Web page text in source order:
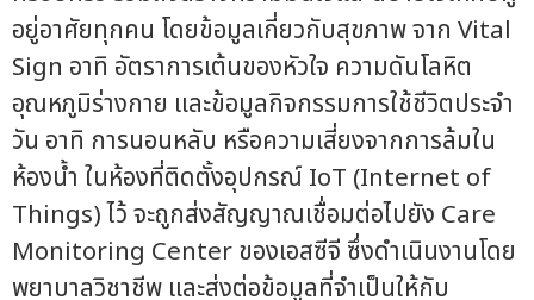
อยู่อาศัยทุกคน โดยข้อมูลเกี่ยวกับสุขภาพ จาก Vital
Sign อาทิ อัตราการเต้นของหัวใจ ความดันโลหิต
อุณหภูมิร่างกาย และข้อมูลกิจกรรมการใช้ชีวิตประจำ
วัน อาทิ การนอนหลับ หรือความเสี่ยงจากการล้มใน
ห้องน้ำ ในห้องที่ติดตั้งอุปกรณ์ IoT (Internet of
Things) ไว้ จะถูกส่งสัญญาณเชื่อมต่อไปยัง Care
Monitoring Center ของเอสซีจี ซึ่งดำเนินงานโดย
พยาบาลวิชาชีพ และส่งต่อข้อมูลที่จำเป็นให้กับ